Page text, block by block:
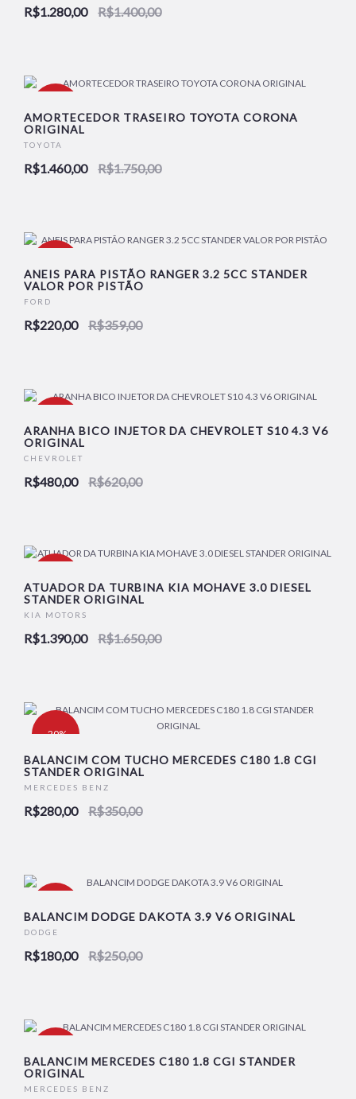
R$1.280,00 R$1.400,00
AMORTECEDOR TRASEIRO TOYOTA CORONA
ORIGINAL
TOYOTA
R$1.460,00 R$1.750,00
ANEIS PARA PISTÃO RANGER 3.2 5CC STANDER
VALOR POR PISTÃO
FORD
R$220,00 R$359,00
ARANHA BICO INJETOR DA CHEVROLET S10 4.3 V6
ORIGINAL
CHEVROLET
R$480,00 R$620,00
ATUADOR DA TURBINA KIA MOHAVE 3.0 DIESEL
STANDER ORIGINAL
KIA MOTORS
R$1.390,00 R$1.650,00
-20%
BALANCIM COM TUCHO MERCEDES C180 1.8 CGI
STANDER ORIGINAL
MERCEDES BENZ
R$280,00 R$350,00
BALANCIM DODGE DAKOTA 3.9 V6 ORIGINAL
DODGE
R$180,00 R$250,00
BALANCIM MERCEDES C180 1.8 CGI STANDER
ORIGINAL
MERCEDES BENZ